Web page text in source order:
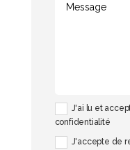
J'ai lu et
confidentialité
J'accepte de